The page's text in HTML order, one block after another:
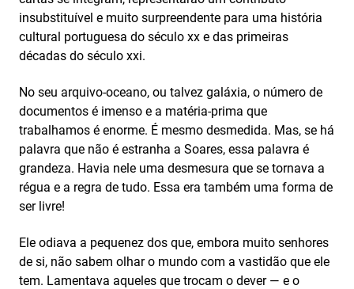
insubstituível e muito surpreendente para uma história
cultural portuguesa do século xx e das primeiras
décadas do século xxi.
No seu arquivo-oceano, ou talvez galáxia, o número de
documentos é imenso e a matéria‑prima que
trabalhamos é enorme. É mesmo desmedida. Mas, se há
palavra que não é estranha a Soares, essa palavra é
grandeza. Havia nele uma desmesura que se tornava a
régua e a regra de tudo. Essa era também uma forma de
ser livre!
Ele odiava a pequenez dos que, embora muito senhores
de si, não sabem olhar o mundo com a vastidão que ele
tem. Lamentava aqueles que trocam o dever — e o